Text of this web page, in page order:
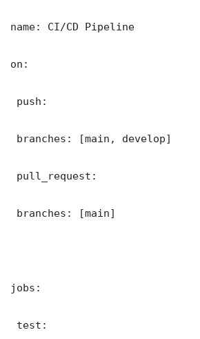
name: CI/CD Pipeline
on:
push:
branches: [main, develop]
pull_request:
branches: [main]
jobs:
test: